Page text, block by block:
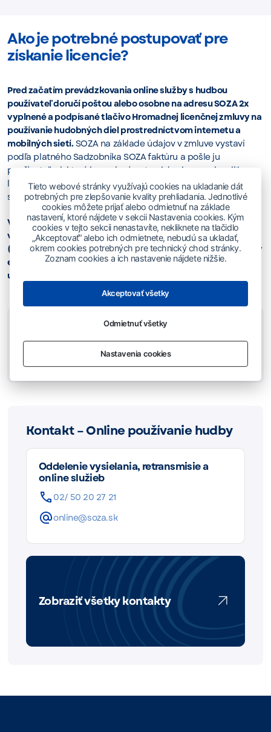
Ako je potrebné postupovať pre
získanie licencie?
Pred začatím prevádzkovania online služby s hudbou
používateľ doručí poštou alebo osobne na adresu SOZA 2x
vyplnené a podpísané tlačivo Hromadnej licenčnej zmluvy na
používanie hudobných diel prostredníctvom internetu a
mobilných sietí.SOZA na základe údajov v zmluve vystaví
podľa platného Sadzobníka SOZA faktúru a pošle ju
používateľovi, ktorý je povinný autorské odmeny uhradiť v
lehote splatnosti faktúry, čím získa licenciu na
sprístupňovanie hudobných diel zastupovaných autorov.
V prípade, že z ustanovení Hromadnej licenčnej zmluvy
vyplýva povinnosť zaslať Výkaz online alebo Zoznam online
(použité diela), je používateľ povinný poslať tieto dokumenty
elektronicky v zmluvne stanovenej forme a termíne na nižšie
uvedenú adresu.
Pri online používaní hudobných diel môže často dôjsť k
vylúčeniu kolektívnej správy majetkových práv.
Pre bližšie informácie nás kontaktujte prostredníctvom
nižšie uvedenej e-mailovej adresy.
Kontakt – Online používanie hudby
Oddelenie vysielania, retransmisie a
online služieb
02/ 50 20 27 21
online@soza.sk
Zobraziť všetky kontakty
Tieto webové stránky využívajú cookies na ukladanie dát
potrebných pre zlepšovanie kvality prehliadania. Jednotlivé
cookies môžete prijať alebo odmietnuť na základe
nastavení, ktoré nájdete v sekcii Nastavenia cookies. Kým
cookies v tejto sekcii nenastavíte, nekliknete na tlačidlo
„Akceptovať“ alebo ich odmietnete, nebudú sa ukladať,
okrem cookies potrebných pre technický chod stránky.
Zoznam cookies a ich nastavenie nájdete nižšie.
Akceptovať všetky
Odmietnuť všetky
Nastavenia cookies